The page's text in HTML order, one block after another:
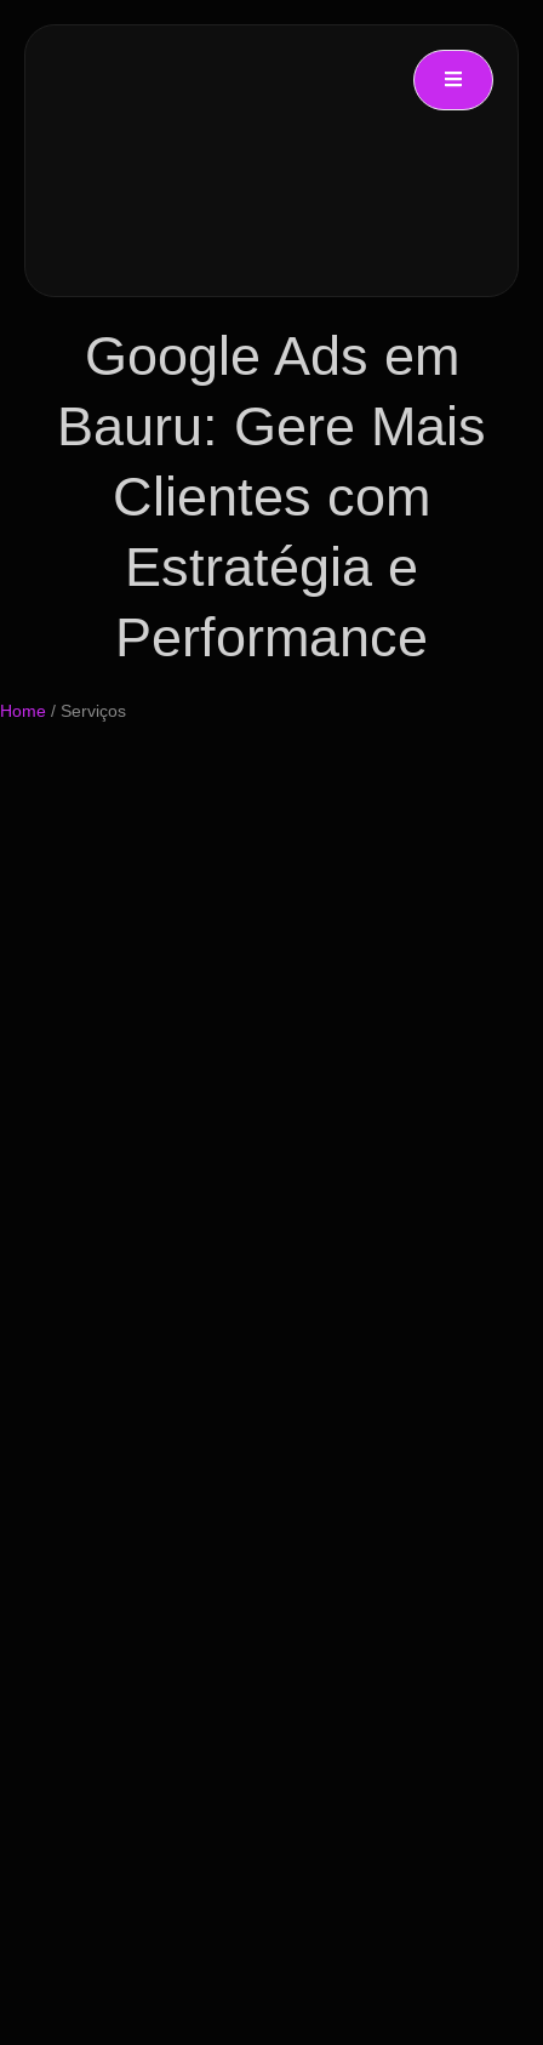
Google Ads em
Bauru: Gere Mais
Clientes com
Estratégia e
Performance
Home / Serviços